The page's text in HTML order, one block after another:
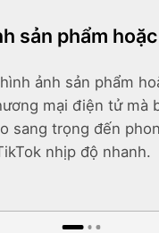
sản phẩm
ảnh sản phẩm
mại điện tử mà
sang trọng đến
nhịp độ nhanh.